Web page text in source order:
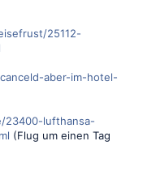
25112-
aber-im-hotel-
23400-lufthansa-
(Flug um einen Tag